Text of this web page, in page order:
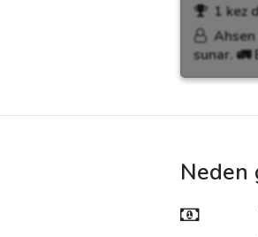
1 kez
sunar. 🚛
Neden